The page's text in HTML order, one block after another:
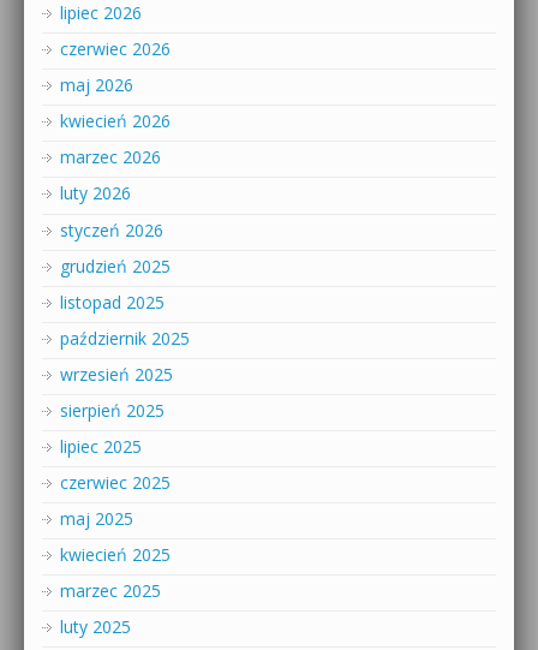
lipiec 2026
czerwiec 2026
maj 2026
kwiecień 2026
marzec 2026
luty 2026
styczeń 2026
grudzień 2025
listopad 2025
październik 2025
wrzesień 2025
sierpień 2025
lipiec 2025
czerwiec 2025
maj 2025
kwiecień 2025
marzec 2025
luty 2025